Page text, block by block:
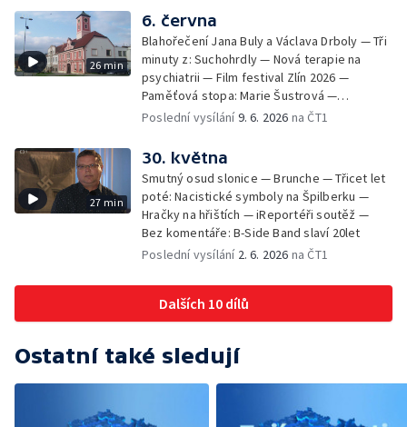
26 min
6. června
Blahořečení Jana Buly a Václava Drboly — Tři
minuty z: Suchohrdly — Nová terapie na
psychiatrii — Film festival Zlín 2026 —
Paměťová stopa: Marie Šustrová —
iReportéři soutěž — Bez komentáře:
Poslední vysílání9. 6. 2026 na ČT1
27 min
30. května
Smutný osud slonice — Brunche — Třicet let
poté: Nacistické symboly na Špilberku —
Hračky na hřištích — iReportéři soutěž —
Bez komentáře: B-Side Band slaví 20let
Poslední vysílání 2. 6. 2026 na ČT1
Dalších 10 dílů
Ostatní také sledují